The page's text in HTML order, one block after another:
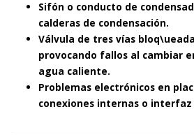
Sifón o conducto de
calderas de condensación.
Válvula de tres vías
provocando fallos al cambiar
agua caliente.
Problemas electrónicos en
conexiones internas o interfaz